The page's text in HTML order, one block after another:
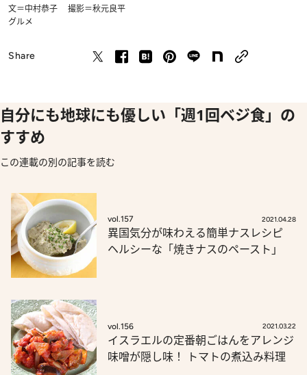
文＝中村恭子 撮影＝秋元良平
グルメ
Share
自分にも地球にも優しい「週1回ベジ食」の
すすめ
この連載の別の記事を読む
vol.157 2021.04.28
異国気分が味わえる簡単ナスレシピ
ヘルシーな「焼きナスのペースト」
vol.156 2021.03.22
イスラエルの定番朝ごはんをアレンジ
味噌が隠し味！ トマトの煮込み料理